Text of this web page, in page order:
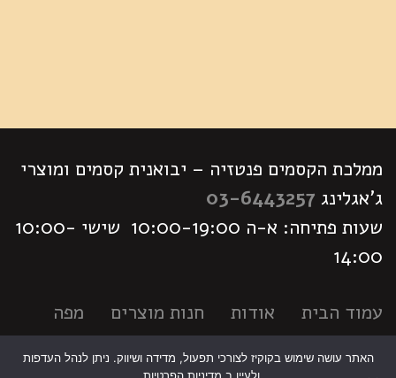
ממלכת הקסמים פנטזיה – יבואנית קסמים ומוצרי
ג'אגלינג 03-6443257
שעות פתיחה: א-ה 10:00-19:00 שישי 10:00-
14:00
עמוד הבית אודות חנות מוצרים
מפה
לימודי קסמים
לוח פעילויות צור קשר
האתר עושה שימוש בקוקיז לצורכי תפעול, מדידה ושיווק. ניתן לנהל העדפות